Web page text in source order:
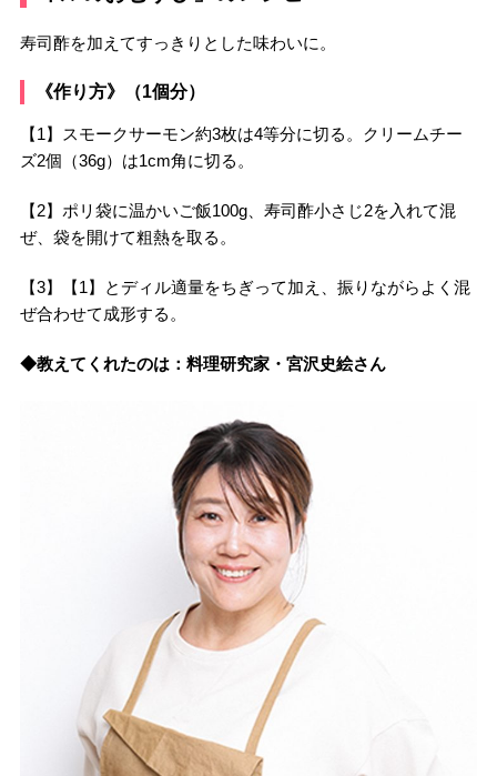
寿司酢を加えてすっきりとした味わいに。
《作り方》（1個分）
【1】スモークサーモン約3枚は4等分に切る。クリームチー
ズ2個（36g）は1cm角に切る。
【2】ポリ袋に温かいご飯100g、寿司酢小さじ2を入れて混
ぜ、袋を開けて粗熱を取る。
【3】【1】とディル適量をちぎって加え、振りながらよく混
ぜ合わせて成形する。
◆教えてくれたのは：料理研究家・宮沢史絵さん